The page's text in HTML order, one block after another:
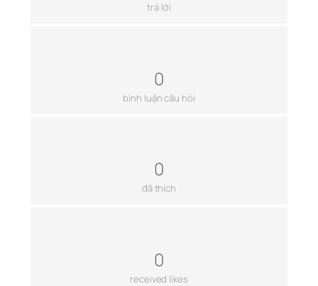
trả lời
0
bình luận câu hỏi
0
đã thích
0
received likes